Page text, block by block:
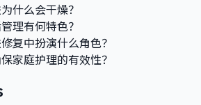
什么会干燥？
理有何特色？
复中扮演什么角色？
家庭护理的有效性？